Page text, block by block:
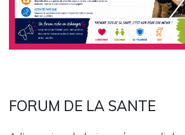
FORUM DE LA SANTE